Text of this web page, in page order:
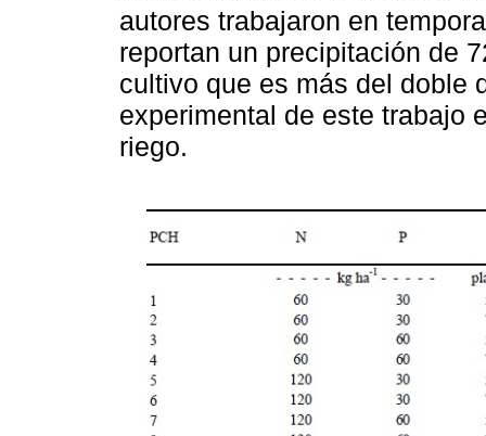
autores trabajaron en
reportan un precipitación de
cultivo que es más del doble
experimental de este trabajo
riego.